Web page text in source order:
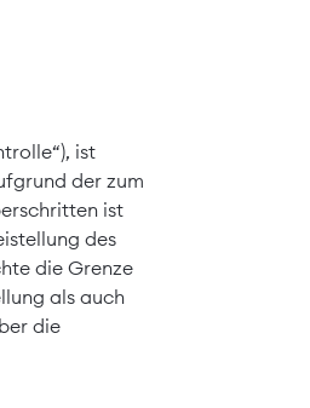
ist
der zum
ist
des
die Grenze
als auch
die